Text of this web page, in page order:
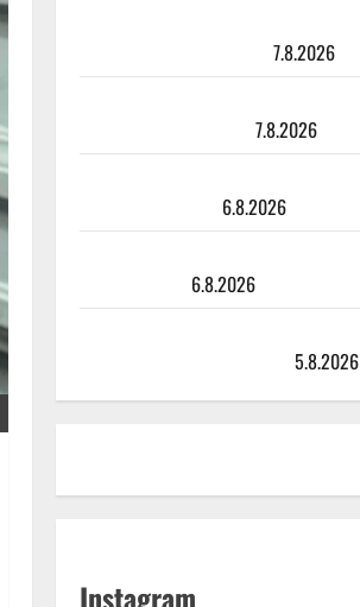
7.8.2026
7.8.2026
6.8.2026
6.8.2026
5.8.2026
Instagram